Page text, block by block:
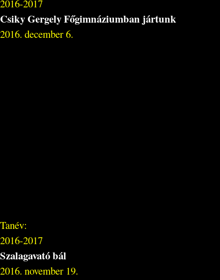
2016-2017
Csiky Gergely Főgimnáziumban jártunk
2016. december 6.
Tanév:
2016-2017
Szalagavató bál
2016. november 19.